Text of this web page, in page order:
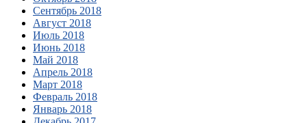
Сентябрь 2018
Август 2018
Июль 2018
Июнь 2018
Май 2018
Апрель 2018
Март 2018
Февраль 2018
Январь 2018